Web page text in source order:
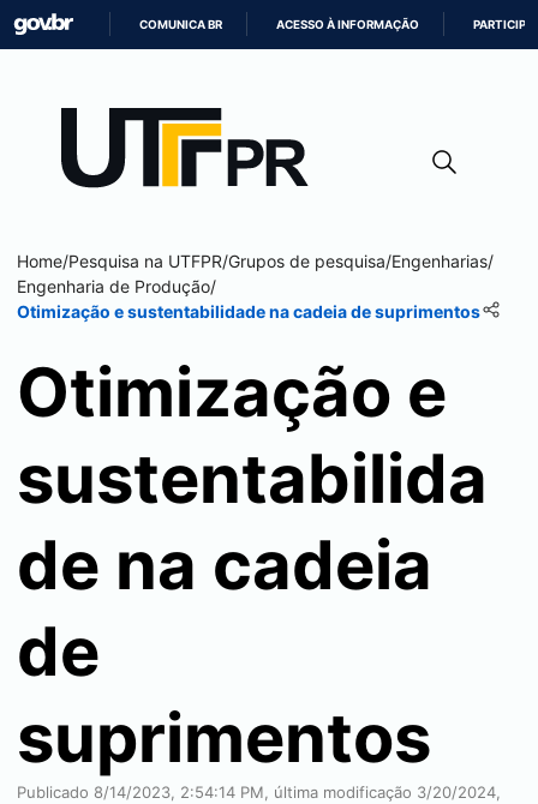
CONTEÚDO
COMUNICA BR ACESSO À INFORMAÇÃO PARTICIPE
Home/Pesquisa na UTFPR/Grupos de pesquisa/Engenharias/
Engenharia de Produção/
Otimização e sustentabilidade na cadeia de suprimentos
Otimização e
sustentabilida
de na cadeia
de
suprimentos
Publicado 8/14/2023, 2:54:14 PM, última modificação 3/20/2024,